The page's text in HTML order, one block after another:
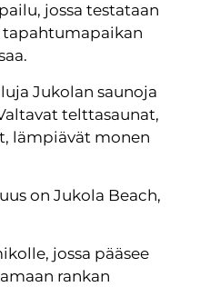
jossa testataan
tapahtumapaikan
Jukolan saunoja
telttasaunat,
lämpiävät monen
on Jukola Beach,
jossa pääsee
rankan